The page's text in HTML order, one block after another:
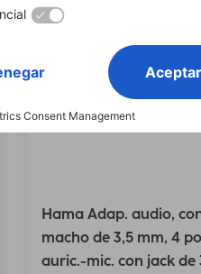
Hama Adap. audio,
macho de 3,5 mm, 4
auric.-mic. con jack de